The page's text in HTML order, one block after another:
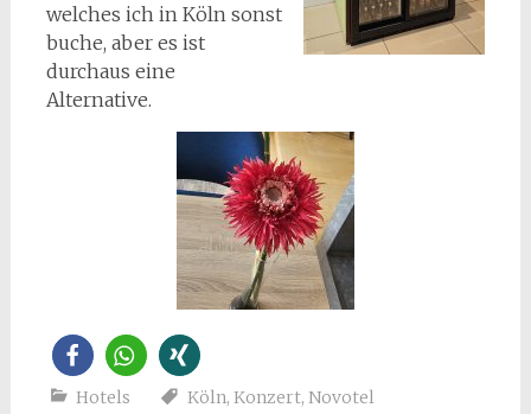
welches ich in Köln sonst
buche, aber es ist
durchaus eine
Alternative.
Hotels Köln, Konzert, Novotel